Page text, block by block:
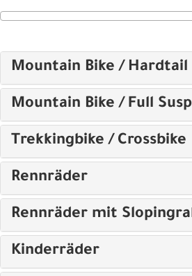
Mountain Bike / Hardtail
Mountain Bike / Full
Trekkingbike / Crossbike
Rennräder
Rennräder mit
Kinderräder